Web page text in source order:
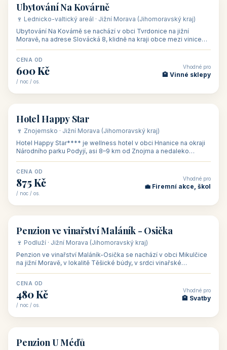
🏡 penzion
Ubytování Na Kovárně
🍷 Lednicko-valtický areál · Jižní Morava (Jihomoravský kraj)
Ubytování Na Kovárně se nachází v obci Tvrdonice na jižní
Moravě, na adrese Slovácká 8, klidně na kraji obce mezi vinicemi,
CENA OD
600 Kč
/ noc / os.
Vhodné pro
🏨 Vinné sklepy
🏨 hotel
Hotel Happy Star
🍷 Znojemsko · Jižní Morava (Jihomoravský kraj)
Hotel Happy Star**** je wellness hotel v obci Hnanice na okraji
Národního parku Podyjí, asi 8–9 km od Znojma a nedaleko
CENA OD
875 Kč
/ noc / os.
Vhodné pro
💼 Firemní akce, škol
🏡 penzion
Penzion ve vinařství Maláník - Osička
🍷 Podluží · Jižní Morava (Jihomoravský kraj)
Penzion ve vinařství Maláník-Osička se nachází v obci Mikulčice
na jižní Moravě, v lokalitě Těšické búdy, v srdci vinařské
CENA OD
480 Kč
/ noc / os.
Vhodné pro
🏨 Svatby
🏡 penzion
Penzion U Méďů